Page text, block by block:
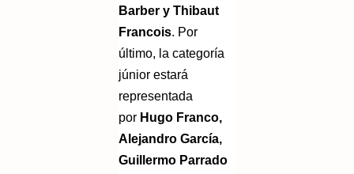
Barber y Thibaut
Francois. Por
último, la categoría
júnior estará
representada
por Hugo Franco,
Alejandro García,
Guillermo Parrado